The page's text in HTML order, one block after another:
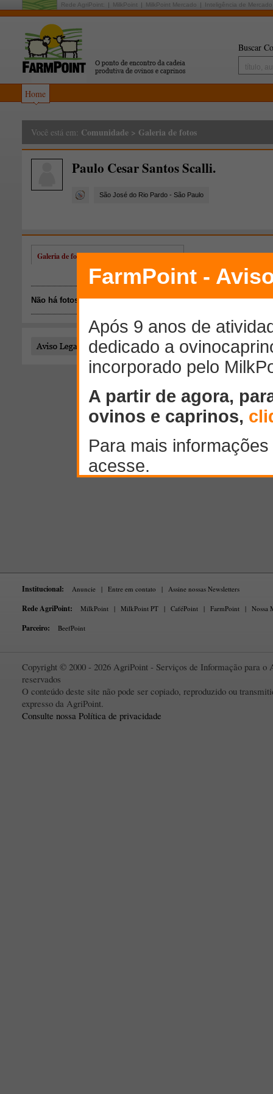
Rede AgriPoint: MilkPoint MilkPoint Mercado Inteligência de Mercado
Buscar
Home
Você está em: Comunidade > Galeria de fotos
Paulo Cesar Santos Scalli.
São José do Rio Pardo - São Paulo
Galeria de fotos de Paulo Cesar Santos Scalli.
Não há fotos disponíveis.
Todo o conteúdo publicado por este usuário é de
Institucional: Anuncie | Entre em contato | Assine nossas Newsletters
Rede AgriPoint: MilkPoint | MilkPoint PT | CaféPoint | FarmPoint | Nossa
Parceiro: BeefPoint
Copyright © 2000 - 2026 AgriPoint - Serviços de Informação para o
reservados
O conteúdo deste site não pode ser copiado, reproduzido ou
expresso da AgriPoint.
Consulte nossa Política de privacidade